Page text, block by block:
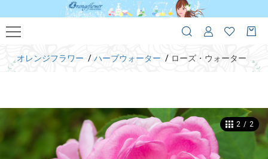
オレンジフラワー ハーブウォーター ローズ・ウォーター
1 / 2